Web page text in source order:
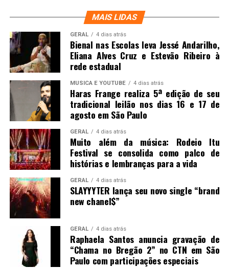
MAIS LIDAS
GERAL 4 dias atrás
Bienal nas Escolas leva Jessé Andarilho,
Eliana Alves Cruz e Estevão Ribeiro à
rede estadual
MUSICA E YOUTUBE 4 dias atrás
Haras Frange realiza 5ª edição de seu
tradicional leilão nos dias 16 e 17 de
agosto em São Paulo
GERAL 4 dias atrás
Muito além da música: Rodeio Itu
Festival se consolida como palco de
histórias e lembranças para a vida
GERAL 4 dias atrás
SLAYYYTER lança seu novo single “brand
new chanel$”
GERAL 4 dias atrás
Raphaela Santos anuncia gravação de
“Chama no Bregão 2” no CTN em São
Paulo com participações especiais